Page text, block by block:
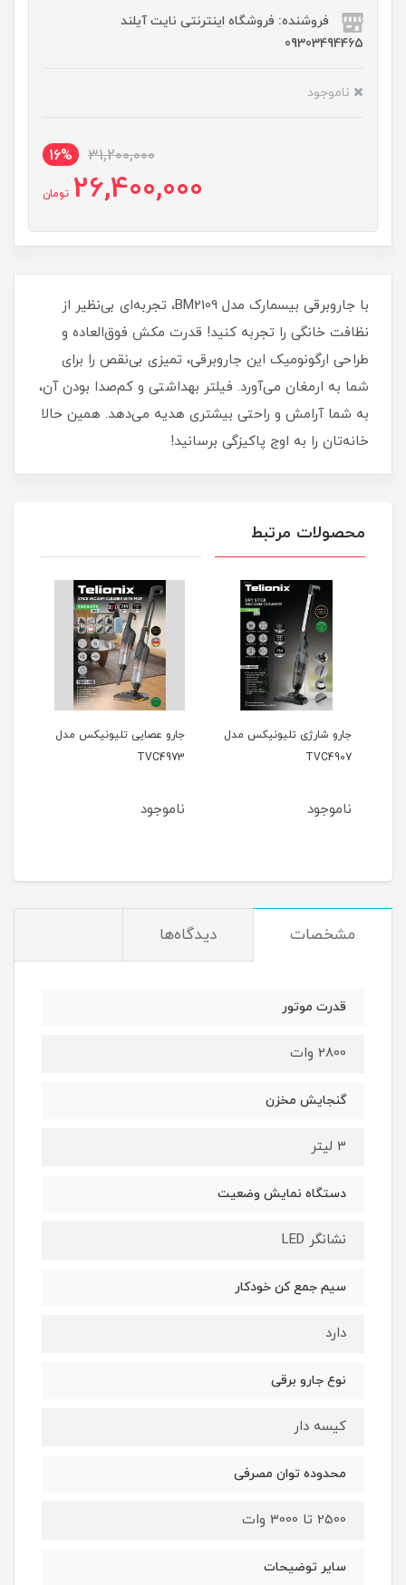
فروشنده: فروشگاه اینترنتی نایت آیلند
09303494465
ناموجود
31,200,000
16%
26,400,000 تومان
با جاروبرقی بیسمارک مدل BM2109، تجربه‌ای بی‌نظیر از
نظافت خانگی را تجربه کنید! قدرت مکش فوق‌العاده و
طراحی ارگونومیک این جاروبرقی، تمیزی بی‌نقص را برای
شما به ارمغان می‌آورد. فیلتر بهداشتی و کم‌صدا بودن آن،
به شما آرامش و راحتی بیشتری هدیه می‌دهد. همین حالا
خانه‌تان را به اوج پاکیزگی برسانید!
محصولات مرتبط
جارو شارژی تلیونیکس مدل
TVC4907
ناموجود
جارو عصایی تلیونیکس مدل
TVC4973
ناموجود
مشخصات دیدگاه‌ها
قدرت موتور
2800 وات
گنجایش مخزن
3 لیتر
دستگاه نمایش وضعیت
نشانگر LED
سیم جمع کن خودکار
دارد
نوع جارو برقی
کیسه دار
محدوده توان مصرفی
2500 تا 3000 وات
سایر توضیحات